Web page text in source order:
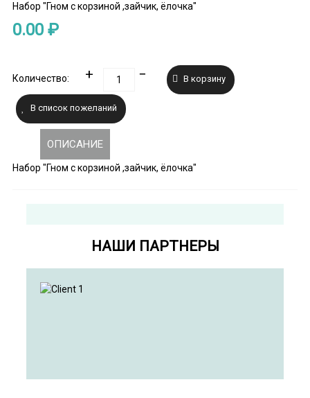
Набор "Гном с корзиной ,зайчик, ёлочка"
0.00 ₽
Количество:
ОПИСАНИЕ
Набор "Гном с корзиной ,зайчик, ёлочка"
НАШИ ПАРТНЕРЫ